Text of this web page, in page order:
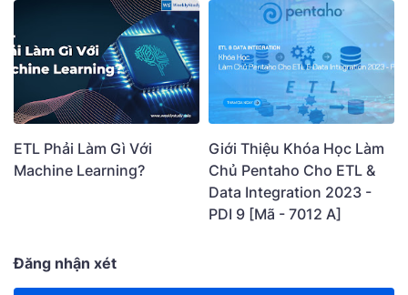
ETL Phải Làm Gì Với
Machine Learning?
Giới Thiệu Khóa Học Làm
Chủ Pentaho Cho ETL &
Data Integration 2023 -
PDI 9 [Mã - 7012 A]
Đăng nhận xét